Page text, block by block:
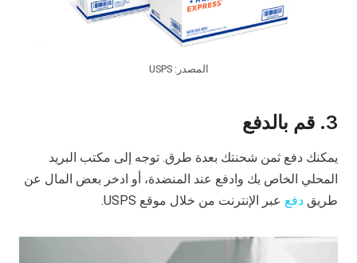
المصدر: USPS
3. قم بالدفع
يمكنك دفع ثمن شحنتك بعدة طرق. توجه إلى مكتب البريد
المحلي الخاص بك وادفع عند المنضدة، أو ادخر بعض المال عن
طريق دفع عبر الإنترنت من خلال موقع USPS.